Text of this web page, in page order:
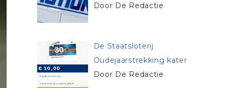
Door De Redactie
De Staatsloterij
Oudejaarstrekking kater
Door De Redactie